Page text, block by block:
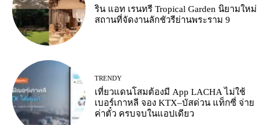
ริน แอท เรนทรี Tropical Garden นิยามใหม่
สถานที่จัดงานลักชัวรีย่านพระราม 9
TRENDY
เที่ยวแดนโสมต้องมี App LACHA ไม่ใช้
เบอร์เกาหลี จอง KTX–บัสด่วน แท็กซี่ จ่าย
ค่าตั๋ว ครบจบในแอปเดียว